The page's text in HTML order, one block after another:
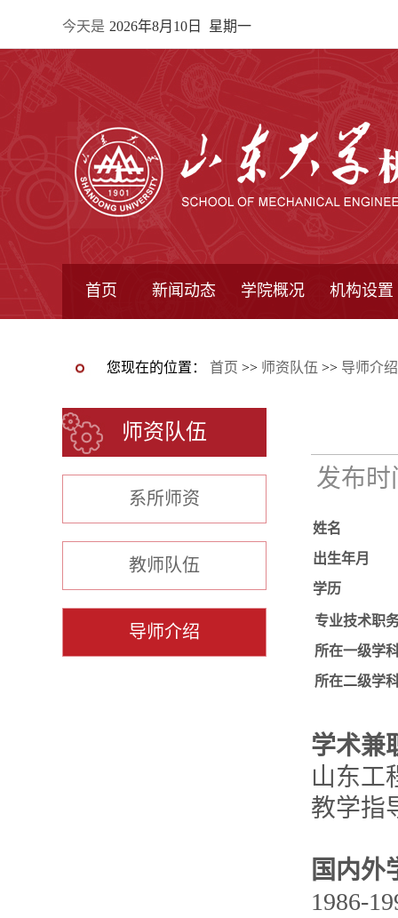
今天是 2026年8月10日 星期一
首页 新闻动态 学院概况 机构设置
您现在的位置： 首页 >> 师资队伍 >> 导师介绍
师资队伍
系所师资
教师队伍
导师介绍
发布
姓名
出生年月
学历
专业技术职
所在一级学
所在二级学
学术兼
山东工
教学指
国内外
1986-